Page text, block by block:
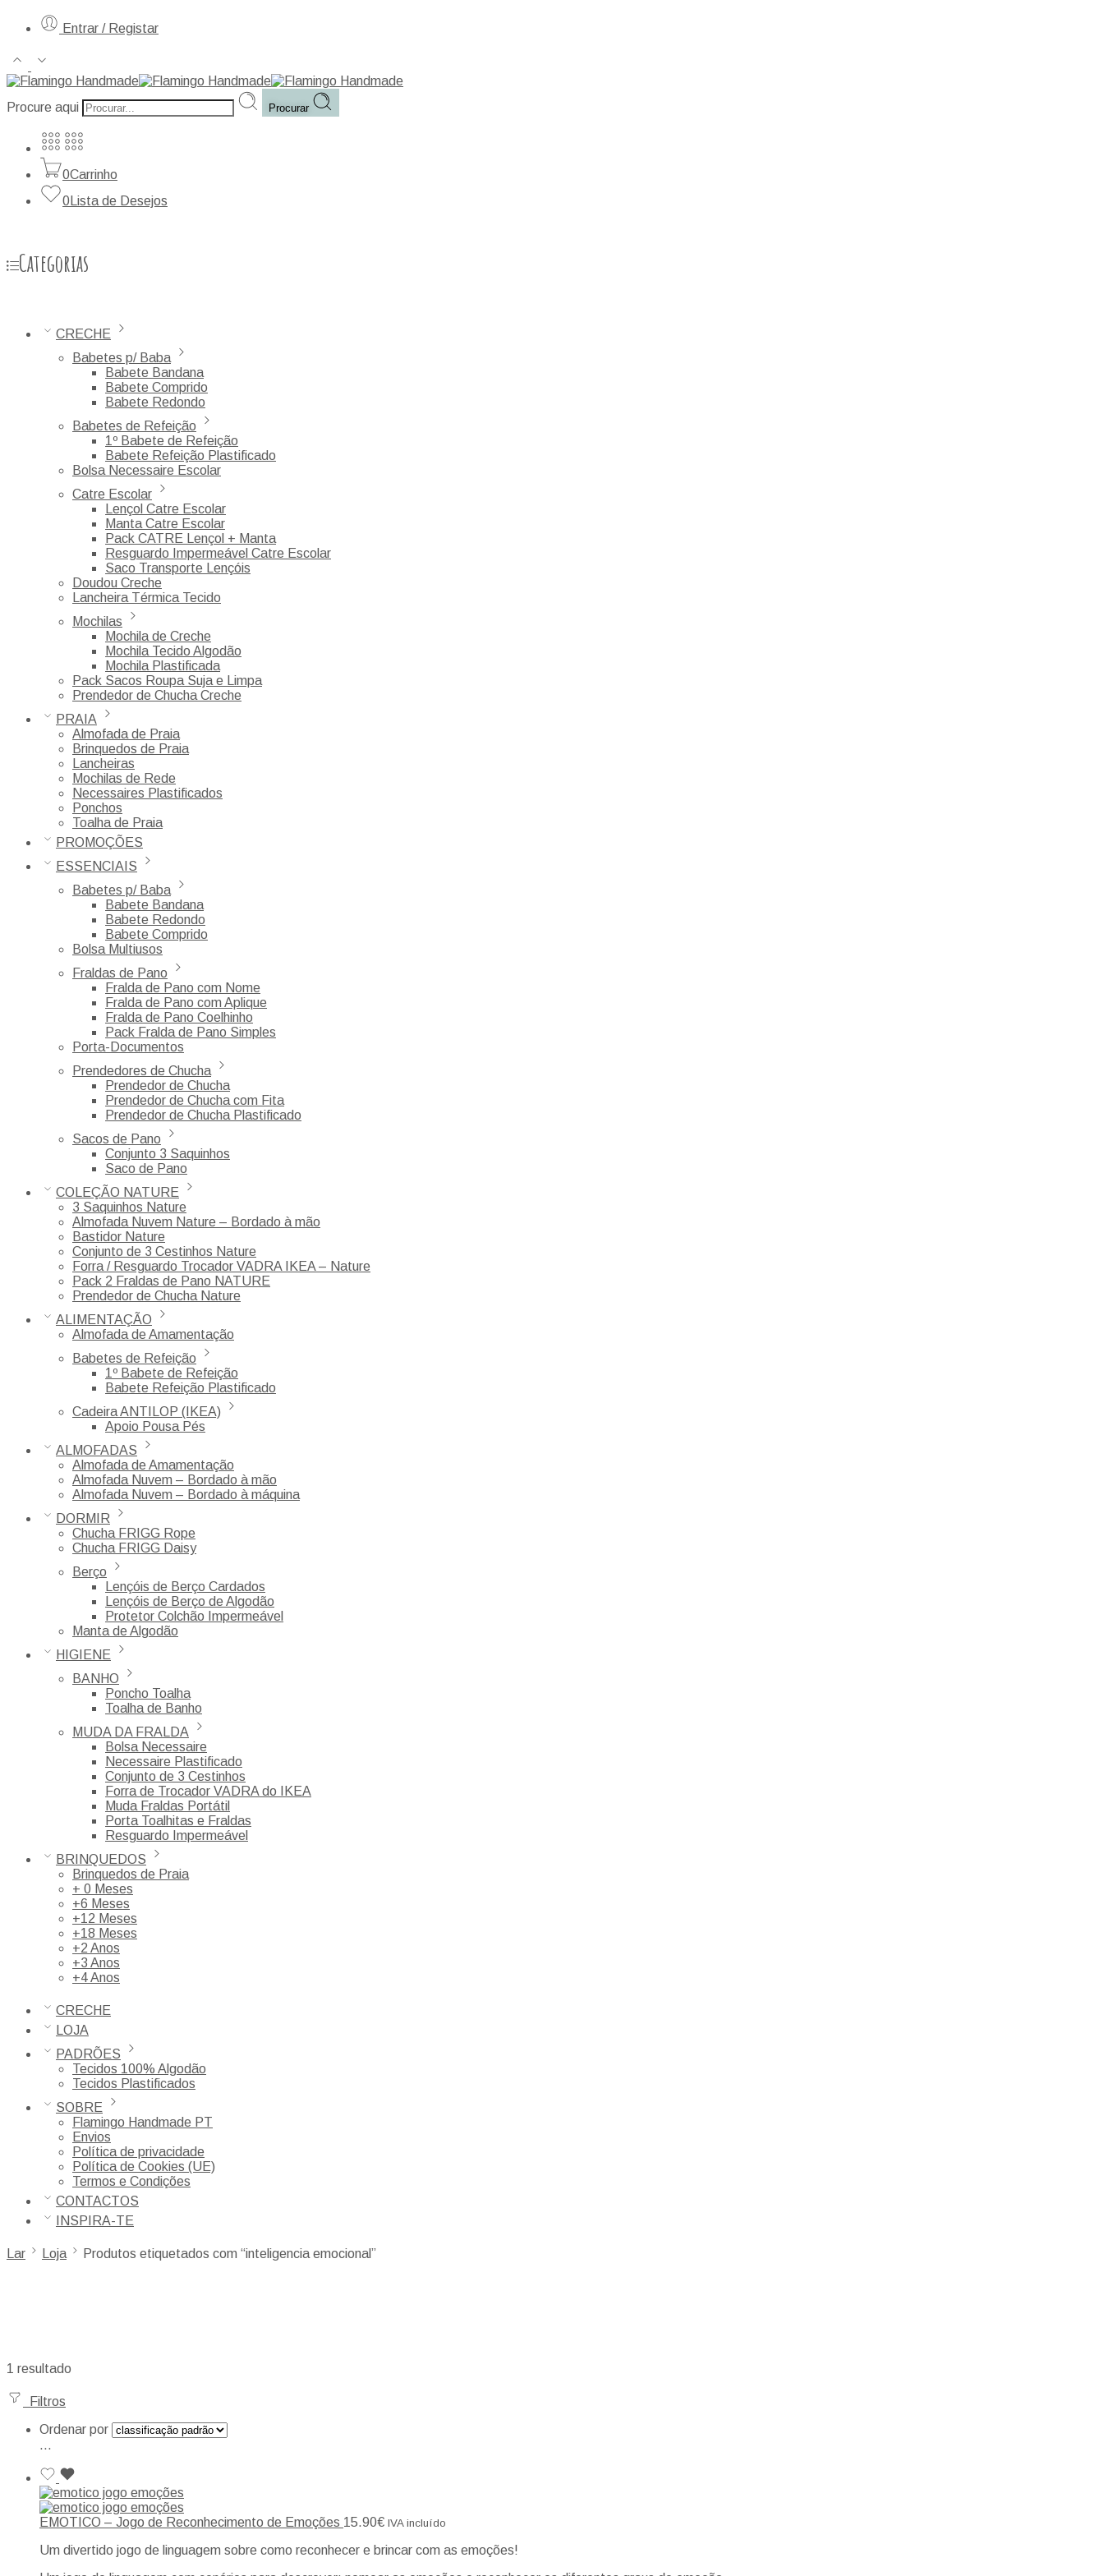
Entrar / Registar
Procure aqui Procurar
0Carrinho
0 Lista de Desejos
Categorias
CRECHE
Babetes p/ Baba
Babete Bandana
Babete Comprido
Babete Redondo
Babetes de Refeição
1º Babete de Refeição
Babete Refeição Plastificado
Bolsa Necessaire Escolar
Catre Escolar
Lençol Catre Escolar
Manta Catre Escolar
Pack CATRE Lençol + Manta
Resguardo Impermeável Catre Escolar
Saco Transporte Lençóis
Doudou Creche
Lancheira Térmica Tecido
Mochilas
Mochila de Creche
Mochila Tecido Algodão
Mochila Plastificada
Pack Sacos Roupa Suja e Limpa
Prendedor de Chucha Creche
PRAIA
Almofada de Praia
Brinquedos de Praia
Lancheiras
Mochilas de Rede
Necessaires Plastificados
Ponchos
Toalha de Praia
PROMOÇÕES
ESSENCIAIS
Babetes p/ Baba
Babete Bandana
Babete Redondo
Babete Comprido
Bolsa Multiusos
Fraldas de Pano
Fralda de Pano com Nome
Fralda de Pano com Aplique
Fralda de Pano Coelhinho
Pack Fralda de Pano Simples
Porta-Documentos
Prendedores de Chucha
Prendedor de Chucha
Prendedor de Chucha com Fita
Prendedor de Chucha Plastificado
Sacos de Pano
Conjunto 3 Saquinhos
Saco de Pano
COLEÇÃO NATURE
3 Saquinhos Nature
Almofada Nuvem Nature – Bordado à mão
Bastidor Nature
Conjunto de 3 Cestinhos Nature
Forra / Resguardo Trocador VADRA IKEA – Nature
Pack 2 Fraldas de Pano NATURE
Prendedor de Chucha Nature
ALIMENTAÇÃO
Almofada de Amamentação
Babetes de Refeição
1º Babete de Refeição
Babete Refeição Plastificado
Cadeira ANTILOP (IKEA)
Apoio Pousa Pés
ALMOFADAS
Almofada de Amamentação
Almofada Nuvem – Bordado à mão
Almofada Nuvem – Bordado à máquina
DORMIR
Chucha FRIGG Rope
Chucha FRIGG Daisy
Berço
Lençóis de Berço Cardados
Lençóis de Berço de Algodão
Protetor Colchão Impermeável
Manta de Algodão
HIGIENE
BANHO
Poncho Toalha
Toalha de Banho
MUDA DA FRALDA
Bolsa Necessaire
Necessaire Plastificado
Conjunto de 3 Cestinhos
Forra de Trocador VADRA do IKEA
Muda Fraldas Portátil
Porta Toalhitas e Fraldas
Resguardo Impermeável
BRINQUEDOS
Brinquedos de Praia
+ 0 Meses
+6 Meses
+12 Meses
+18 Meses
+2 Anos
+3 Anos
+4 Anos
CRECHE
LOJA
PADRÕES
Tecidos 100% Algodão
Tecidos Plastificados
SOBRE
Flamingo Handmade PT
Envios
Política de privacidade
Política de Cookies (UE)
Termos e Condições
CONTACTOS
INSPIRA-TE
Lar Loja Produtos etiquetados com “inteligencia emocional”
1 resultado
Filtros
Ordenar por
...
EMOTICO – Jogo de Reconhecimento de Emoções 15.90€ IVA incluído
Um divertido jogo de linguagem sobre como reconhecer e brincar com as emoções!